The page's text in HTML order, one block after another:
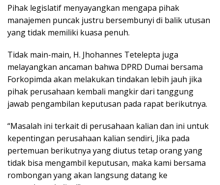
Pihak legislatif menyayangkan mengapa pihak
manajemen puncak justru bersembunyi di balik utusan
yang tidak memiliki kuasa penuh.
Tidak main-main, H. Jhohannes Tetelepta juga
melayangkan ancaman bahwa DPRD Dumai bersama
Forkopimda akan melakukan tindakan lebih jauh jika
pihak perusahaan kembali mangkir dari tanggung
jawab pengambilan keputusan pada rapat berikutnya.
“Masalah ini terkait di perusahaan kalian dan ini untuk
kepentingan perusahaan kalian sendiri, Jika pada
pertemuan berikutnya yang diutus tetap orang yang
tidak bisa mengambil keputusan, maka kami bersama
rombongan yang akan langsung datang ke